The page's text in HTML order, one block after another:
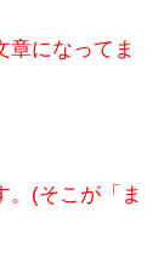
章になってま
。(そこが「ま